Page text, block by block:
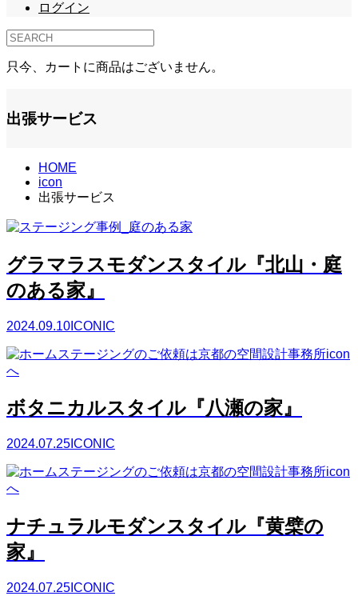
ログイン
只今、カートに商品はございません。
出張サービス
HOME
icon
出張サービス
グラマラスモダンスタイル『北山・庭
のある家』
2024.09.10 ICONIC
ボタニカルスタイル『八瀬の家』
2024.07.25 ICONIC
ナチュラルモダンスタイル『黄檗の
家』
2024.07.25 ICONIC